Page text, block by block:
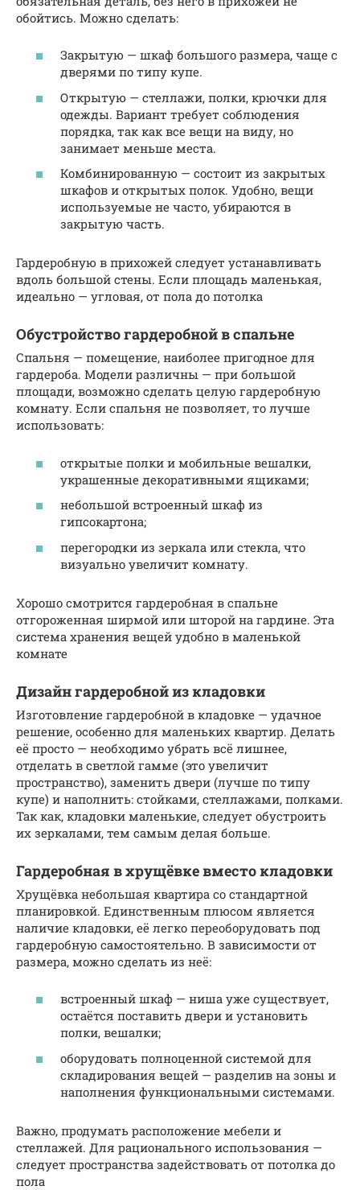
обойтись. Можно сделать:
Закрытую — шкаф большого размера, чаще с
дверями по типу купе.
Открытую — стеллажи, полки, крючки для
одежды. Вариант требует соблюдения
порядка, так как все вещи на виду, но
занимает меньше места.
Комбинированную — состоит из закрытых
шкафов и открытых полок. Удобно, вещи
используемые не часто, убираются в
закрытую часть.
Гардеробную в прихожей следует устанавливать
вдоль большой стены. Если площадь маленькая,
идеально — угловая, от пола до потолка
Обустройство гардеробной в спальне
Спальня — помещение, наиболее пригодное для
гардероба. Модели различны — при большой
площади, возможно сделать целую гардеробную
комнату. Если спальня не позволяет, то лучше
использовать:
открытые полки и мобильные вешалки,
украшенные декоративными ящиками;
небольшой встроенный шкаф из
гипсокартона;
перегородки из зеркала или стекла, что
визуально увеличит комнату.
Хорошо смотрится гардеробная в спальне
отгороженная ширмой или шторой на гардине. Эта
система хранения вещей удобно в маленькой
комнате
Дизайн гардеробной из кладовки
Изготовление гардеробной в кладовке — удачное
решение, особенно для маленьких квартир. Делать
её просто — необходимо убрать всё лишнее,
отделать в светлой гамме (это увеличит
пространство), заменить двери (лучше по типу
купе) и наполнить: стойками, стеллажами, полками.
Так как, кладовки маленькие, следует обустроить
их зеркалами, тем самым делая больше.
Гардеробная в хрущёвке вместо кладовки
Хрущёвка небольшая квартира со стандартной
планировкой. Единственным плюсом является
наличие кладовки, её легко переоборудовать под
гардеробную самостоятельно. В зависимости от
размера, можно сделать из неё:
встроенный шкаф — ниша уже существует,
остаётся поставить двери и установить
полки, вешалки;
оборудовать полноценной системой для
складирования вещей — разделив на зоны и
наполнения функциональными системами.
Важно, продумать расположение мебели и
стеллажей. Для рационального использования —
следует пространства задействовать от потолка до
пола